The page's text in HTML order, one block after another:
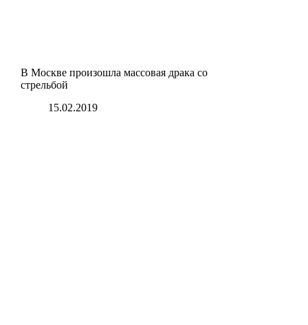
В Москве произошла массовая драка со
стрельбой
15.02.2019